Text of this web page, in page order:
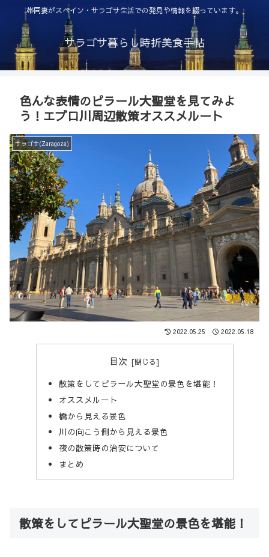
帯同妻がスペイン・サラゴサ生活での発見や情報を綴っています。
サラゴサ暮らし時折美食手帖
色んな表情のピラール大聖堂を見てみよ
う！エブロ川周辺散策オススメルート
サラゴサ(Zaragoza)
2022.05.25 2022.05.18
目次
散策をしてピラール大聖堂の景色を堪能！
オススメルート
橋から見える景色
川の向こう側から見える景色
夜の散策時の治安について
まとめ
散策をしてピラール大聖堂の景色を堪能！